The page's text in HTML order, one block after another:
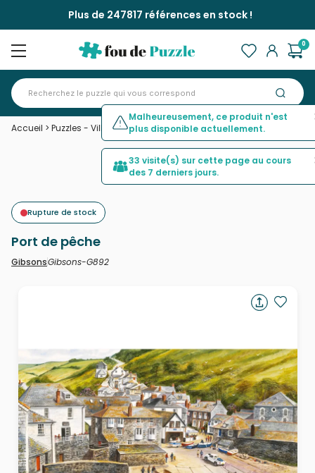
Plus de 247817 références en stock !
0
Accueil > Puzzles - Villes et Villages>Port de pêche
Rupture de stock
Port de pêche
GibsonsGibsons-G892
Malheureusement, ce produit n'est
plus disponible actuellement.
33 visite(s) sur cette page au cours
des 7 derniers jours.